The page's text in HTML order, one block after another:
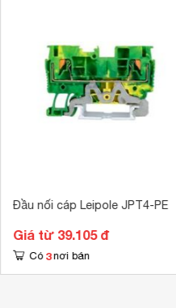
Đầu nối cáp Leipole JPT4-PE
Giá từ 39.105 đ
Có 3 nơi bán